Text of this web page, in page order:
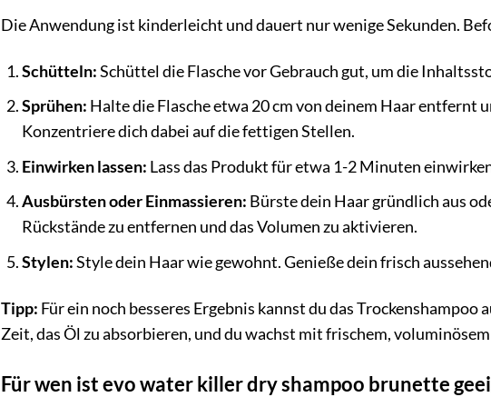
Die Anwendung ist kinderleicht und dauert nur wenige Sekunden.
Schütteln:Schüttel die Flasche vor Gebrauch gut, um die
Sprühen: Halte die Flasche etwa 20 cm von deinem Haar entfernt
Konzentriere dich dabei auf die fettigen Stellen.
Einwirken lassen: Lass das Produkt für etwa 1-2 Minuten
Ausbürsten oder Einmassieren: Bürste dein Haar gründlich aus
Rückstände zu entfernen und das Volumen zu aktivieren.
Stylen:Style dein Haar wie gewohnt. Genieße dein frisch
Tipp: Für ein noch besseres Ergebnis kannst du das
Zeit, das Öl zu absorbieren, und du wachst mit frischem,
Für wen ist evo water killer dry shampoo brunette